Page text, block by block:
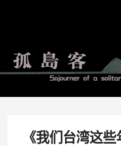
《我们台湾这